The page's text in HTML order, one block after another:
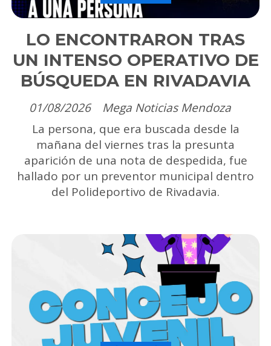
LO ENCONTRARON TRAS
UN INTENSO OPERATIVO DE
BÚSQUEDA EN RIVADAVIA
Mega Noticias Mendoza
01/08/2026
La persona, que era buscada desde la
mañana del viernes tras la presunta
aparición de una nota de despedida, fue
hallado por un preventor municipal dentro
del Polideportivo de Rivadavia.